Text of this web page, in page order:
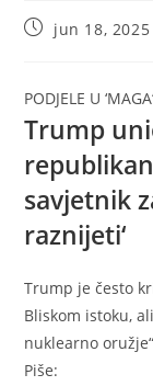
Postjun 18, 2025
PODJELE U
Trump
savjetnik
raznijeti‘
Trump je često
Bliskom istoku,
nuklearno oružje“
Piše: